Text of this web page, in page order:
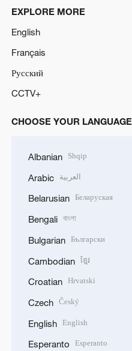
EXPLORE MORE
English
Français
Русский
CCTV+
CHOOSE YOUR LANGUAGE
Albanian Shqip
Arabic العربية
Belarusian Беларуская
Bengali বাংলা
Bulgarian Български
Cambodian ខ្មែរ
Croatian Hrvatski
Czech Český
English English
Esperanto Esperanto